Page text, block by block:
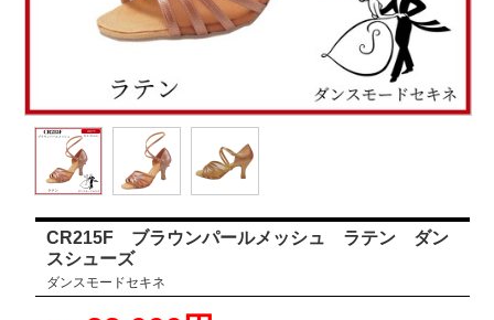
CR215F ブラウンパールメッシュ ラテン ダン
スシューズ
ダンスモードセキネ